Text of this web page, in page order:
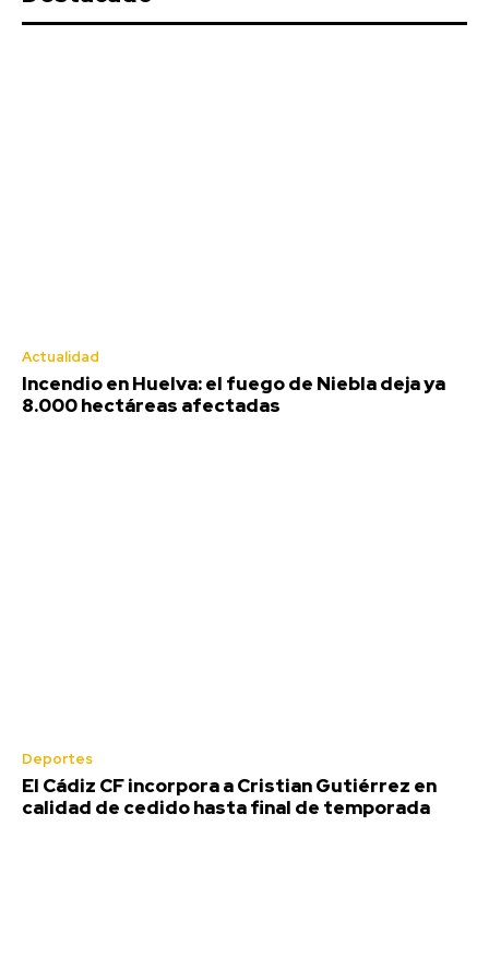
Actualidad
Incendio en Huelva: el fuego de Niebla deja ya
8.000 hectáreas afectadas
Deportes
El Cádiz CF incorpora a Cristian Gutiérrez en
calidad de cedido hasta final de temporada